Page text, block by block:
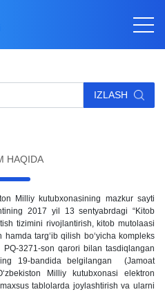
IZLASH
HAQIDA
Milliy kutubxonasining mazkur sayti
2017 yil 13 sentyabrdagi “Kitob
tizimini rivojlantirish, kitob mutolaasi
targ‘ib qilish bo‘yicha kompleks
PQ-3271-son qarori bilan tasdiqlangan
19-bandida belgilangan (Jamoat
Milliy kutubxonasi elektron
tablolarda joylashtirish va ularni